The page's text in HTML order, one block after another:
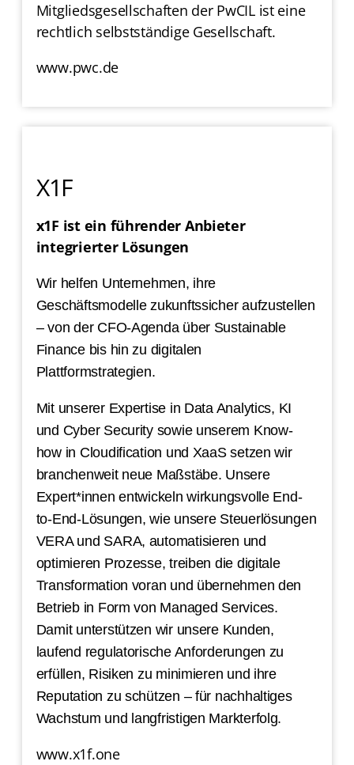
Mitgliedsgesellschaften der PwCIL ist eine
rechtlich selbstständige Gesellschaft.
www.pwc.de
X1F
x1F ist ein führender Anbieter
integrierter Lösungen
Wir helfen Unternehmen, ihre
Geschäftsmodelle zukunftssicher aufzustellen
– von der CFO-Agenda über Sustainable
Finance bis hin zu digitalen
Plattformstrategien.
Mit unserer Expertise in Data Analytics, KI
und Cyber Security sowie unserem Know-
how in Cloudification und XaaS setzen wir
branchenweit neue Maßstäbe. Unsere
Expert*innen entwickeln wirkungsvolle End-
to-End-Lösungen, wie unsere Steuerlösungen
VERA und SARA, automatisieren und
optimieren Prozesse, treiben die digitale
Transformation voran und übernehmen den
Betrieb in Form von Managed Services.
Damit unterstützen wir unsere Kunden,
laufend regulatorische Anforderungen zu
erfüllen, Risiken zu minimieren und ihre
Reputation zu schützen – für nachhaltiges
Wachstum und langfristigen Markterfolg.
www.x1f.one